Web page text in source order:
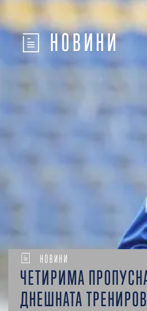
НОВИНИ
НОВИНИ
ЧЕТИРИМА
ДНЕШНАТА